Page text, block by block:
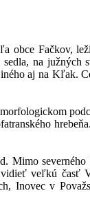
obce Fačkov,
na južných
aj na Kľak.
Mimo
veľkú časť
Inovec v